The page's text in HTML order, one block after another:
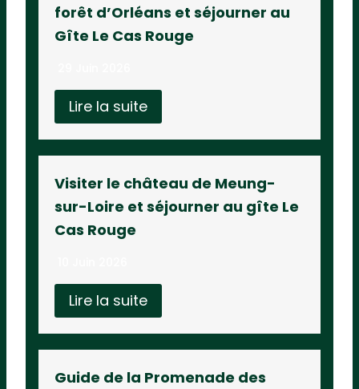
forêt d’Orléans et séjourner au
Gîte Le Cas Rouge
Lire la suite
Visiter le château de Meung-
sur-Loire et séjourner au gîte Le
Cas Rouge
Lire la suite
Guide de la Promenade des